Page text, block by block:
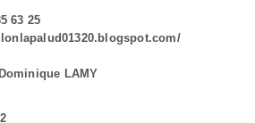
63 25
LAMY